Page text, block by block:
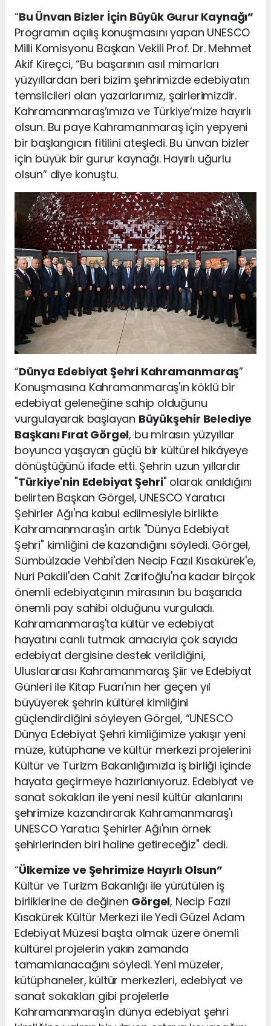
“Bu Ünvan Bizler İçin Büyük Gurur Kaynağı”
Programın açılış konuşmasını yapan UNESCO
Milli Komisyonu Başkan Vekili Prof. Dr. Mehmet
Akif Kireçci, “Bu başarının asıl mimarları
yüzyıllardan beri bizim şehrimizde edebiyatın
temsilcileri olan yazarlarımız, şairlerimizdir.
Kahramanmaraş’ımıza ve Türkiye’mize hayırlı
olsun. Bu paye Kahramanmaraş için yepyeni
bir başlangıcın fitilini ateşledi. Bu ünvan bizler
için büyük bir gurur kaynağı. Hayırlı uğurlu
olsun” diye konuştu.
“Dünya Edebiyat Şehri Kahramanmaraş”
Konuşmasına Kahramanmaraş'ın köklü bir
edebiyat geleneğine sahip olduğunu
vurgulayarak başlayan Büyükşehir Belediye
Başkanı Fırat Görgel, bu mirasın yüzyıllar
boyunca yaşayan güçlü bir kültürel hikâyeye
dönüştüğünü ifade etti. Şehrin uzun yıllardır
"Türkiye'nin Edebiyat Şehri" olarak anıldığını
belirten Başkan Görgel, UNESCO Yaratıcı
Şehirler Ağı'na kabul edilmesiyle birlikte
Kahramanmaraş'ın artık "Dünya Edebiyat
Şehri" kimliğini de kazandığını söyledi. Görgel,
Sümbülzade Vehbi'den Necip Fazıl Kısakürek'e,
Nuri Pakdil'den Cahit Zarifoğlu'na kadar birçok
önemli edebiyatçının mirasının bu başarıda
önemli pay sahibi olduğunu vurguladı.
Kahramanmaraş'ta kültür ve edebiyat
hayatını canlı tutmak amacıyla çok sayıda
edebiyat dergisine destek verildiğini,
Uluslararası Kahramanmaraş Şiir ve Edebiyat
Günleri ile Kitap Fuarı'nın her geçen yıl
büyüyerek şehrin kültürel kimliğini
güçlendirdiğini söyleyen Görgel, “UNESCO
Dünya Edebiyat Şehri kimliğimize yakışır yeni
müze, kütüphane ve kültür merkezi projelerini
Kültür ve Turizm Bakanlığımızla iş birliği içinde
hayata geçirmeye hazırlanıyoruz. Edebiyat ve
sanat sokakları ile yeni nesil kültür alanlarını
şehrimize kazandırarak Kahramanmaraş'ı
UNESCO Yaratıcı Şehirler Ağı'nın örnek
şehirlerinden biri haline getireceğiz" dedi.
“Ülkemize ve Şehrimize Hayırlı Olsun”
Kültür ve Turizm Bakanlığı ile yürütülen iş
birliklerine de değinen Görgel, Necip Fazıl
Kısakürek Kültür Merkezi ile Yedi Güzel Adam
Edebiyat Müzesi başta olmak üzere önemli
kültürel projelerin yakın zamanda
tamamlanacağını söyledi. Yeni müzeler,
kütüphaneler, kültür merkezleri, edebiyat ve
sanat sokakları gibi projelerle
Kahramanmaraş'ın dünya edebiyat şehri